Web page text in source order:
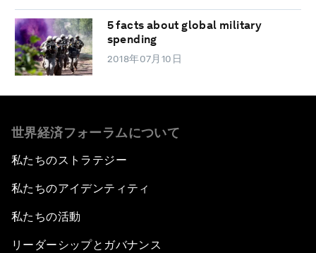
5 facts about global military
spending
2018年07月10日
世界経済フォーラムについて
私たちのストラテジー
私たちのアイデンティティ
私たちの活動
リーダーシップとガバナンス